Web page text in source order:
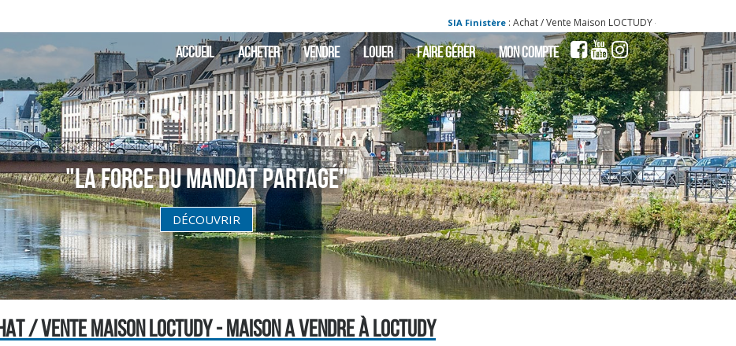
SIA Finistère: Achat / Vente Maison LOCTUDY - Maison a vendre à
ACCUEIL ACHETER VENDRE LOUER FAIRE GÉRER MON COMPTE
"La Force du Mandat partagé"
DÉCOUVRIR
/ VENTE MAISON LOCTUDY - MAISON A VENDRE À LOCTUDY